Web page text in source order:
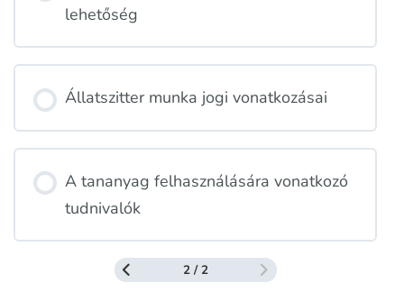
lehetőség
Állatszitter munka jogi vonatkozásai
A tananyag felhasználására vonatkozó
tudnivalók
2 / 2